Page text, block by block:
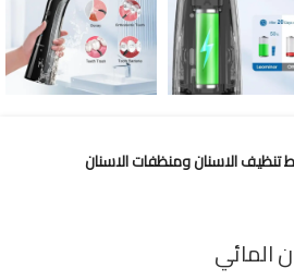
تنظيف الاسنان ومنظفات الاسنان
المائي